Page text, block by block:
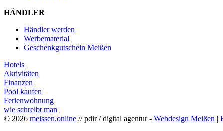
HÄNDLER
Händler werden
Werbematerial
Geschenkgutschein Meißen
Hotels
Aktivitäten
Finanzen
Pool kaufen
Ferienwohnung
wie schreibt man
© 2026 meissen.online // pdir / digital agentur - Webdesign Meißen |